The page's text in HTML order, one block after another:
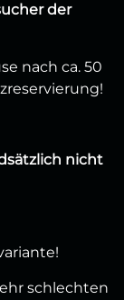
der
nach ca. 50
nicht
schlechten